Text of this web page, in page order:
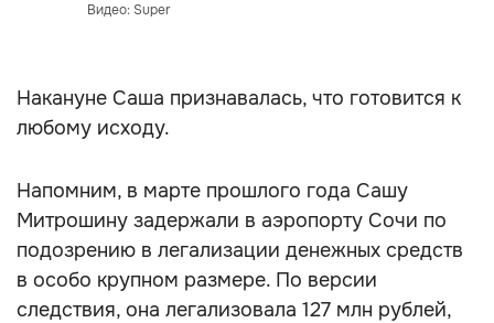
Видео: Super
Накануне Саша признавалась, что готовится к
любому исходу.
Напомним, в марте прошлого года Сашу
Митрошину задержали в аэропорту Сочи по
подозрению в легализации денежных средств
в особо крупном размере. По версии
следствия, она легализовала 127 млн рублей,